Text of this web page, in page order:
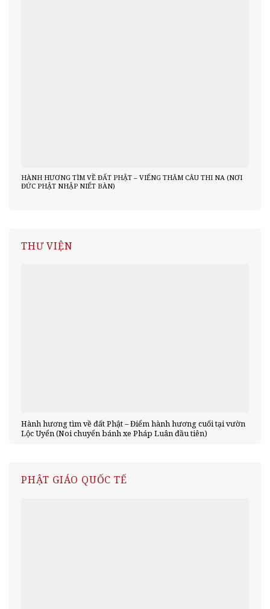
HÀNH HƯƠNG TÌM VỀ ĐẤT PHẬT – VIẾNG THĂM CÂU THI NA (NƠI
ĐỨC PHẬT NHẬP NIẾT BÀN)
THƯ VIỆN
Hành hương tìm về đất Phật – Điểm hành hương cuối tại vườn
Lộc Uyển (Noi chuyển bánh xe Pháp Luân đầu tiên)
PHẬT GIÁO QUỐC TẾ